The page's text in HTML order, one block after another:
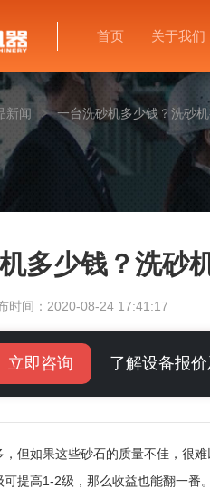
首页 关于我们
新闻 一台洗砂机多少钱？洗砂
多少钱？洗砂
时间：2020-08-24 17:41:17
立即咨询 了解设备报
，但如果这些砂石的质量不佳，很
提高1-2级，那么收益也能翻一番